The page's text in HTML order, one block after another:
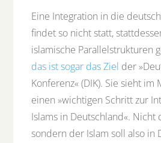
Eine Integration in die
findet so nicht statt,
islamische Parallelstrukturen
das ist sogar das Ziel der
Konferenz« (DIK). Sie sieht im
einen »wichtigen Schritt zur
Islams in Deutschland«. Nicht
sondern der Islam soll also in